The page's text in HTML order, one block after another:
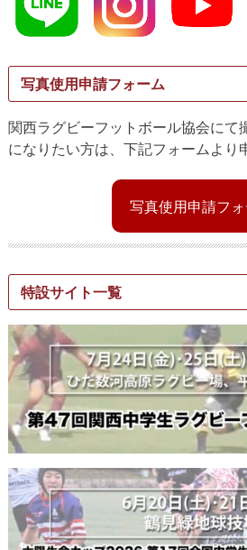
写真使用申請フォーム
関西ラグビーフットボール協会にて
になりたい方は、下記フォームより
写真使用申請フォ
特設サイト一覧